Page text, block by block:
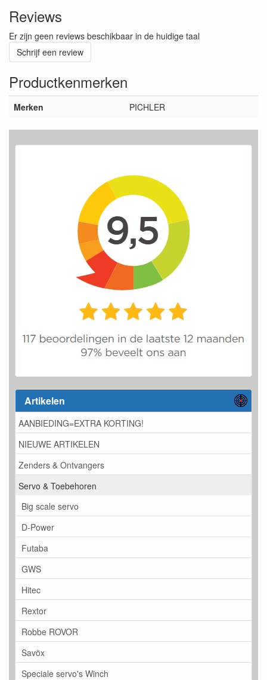
Artikelen
AANBIEDING=EXTRA KORTING!
NIEUWE ARTIKELEN
Zenders & Ontvangers
Servo & Toebehoren
Big scale servo
D-Power
Futaba
GWS
Hitec
Rextor
Robbe ROVOR
Savöx
Speciale servo's Winch
Reviews
Er zijn geen reviews beschikbaar in de huidige taal
Schrijf een review
Productkenmerken
Merken PICHLER